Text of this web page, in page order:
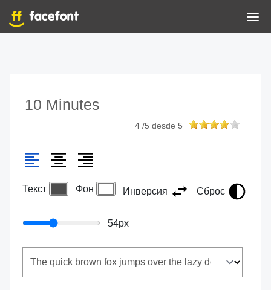
10 Minutes
4/5 desde 5
Текст Фон Инверсия Сброс
54px